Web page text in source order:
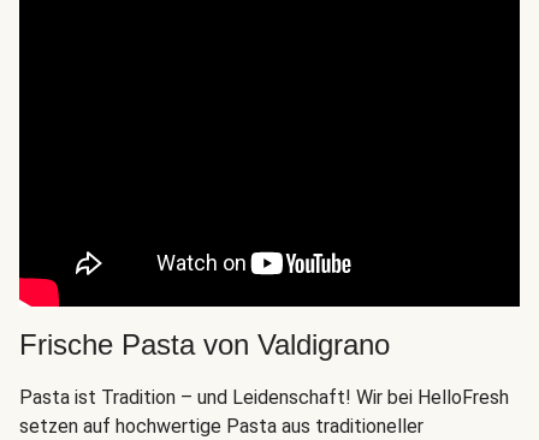
Frische Pasta von Valdigrano
Pasta ist Tradition – und Leidenschaft! Wir bei HelloFresh
setzen auf hochwertige Pasta aus traditioneller